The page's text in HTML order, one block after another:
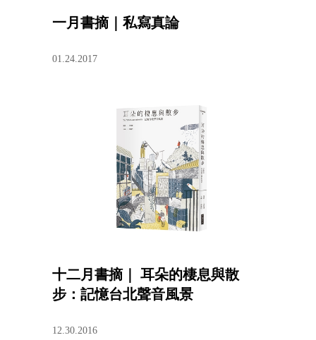
一月書摘｜私寫真論
01.24.2017
十二月書摘｜ 耳朵的棲息與散
步：記憶台北聲音風景
12.30.2016